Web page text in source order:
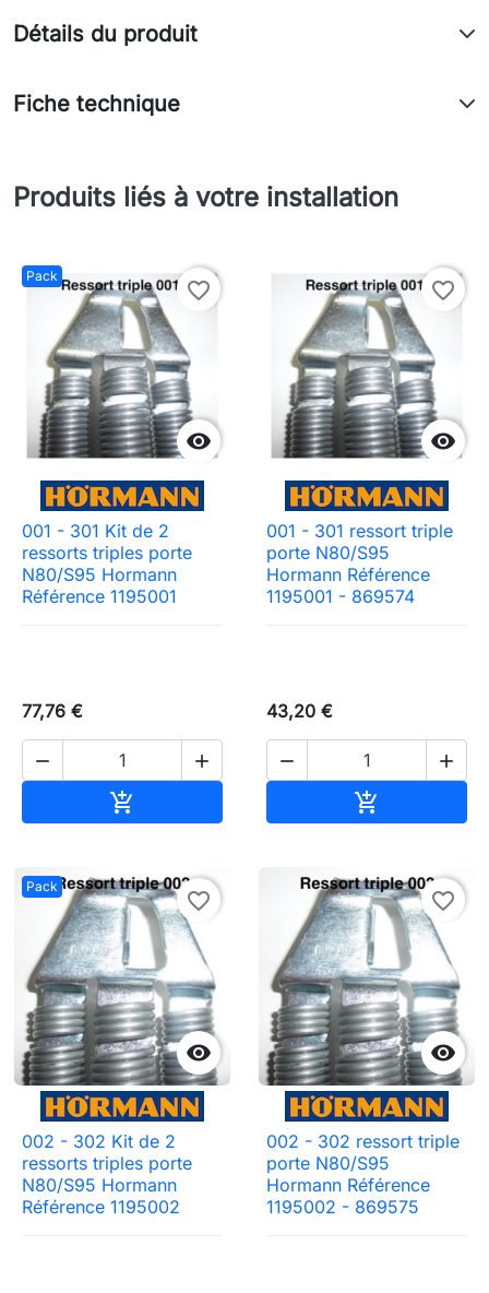
Détails du produit
Fiche technique
Produits liés à votre installation
Pack

favorite_border
001 - 301 Kit de 2
ressorts triples porte
N80/S95 Hormann
Référence 1195001
77,76 €
 


favorite_border
001 - 301 ressort triple
porte N80/S95
Hormann Référence
1195001 - 869574
43,20 €
 

Pack

favorite_border
002 - 302 Kit de 2
ressorts triples porte
N80/S95 Hormann
Référence 1195002

favorite_border
002 - 302 ressort triple
porte N80/S95
Hormann Référence
1195002 - 869575